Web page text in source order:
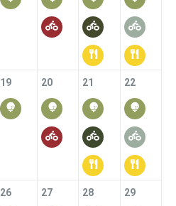
19 20 21 22
26 27 28 29